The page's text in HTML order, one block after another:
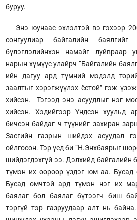
буруу.
Энэ юунаас эхлэлтэй вэ гэхээр
сонгуулиар байгалийн
бүлэглэлийнхэн намайг луйвраар
нарын хүмүүс улайрч “Байгалийн
ийн дагуу ард түмний мэдэлд
заалтыг хэрэгжүүлэх ёстой” гэж
хийсэн. Тэгээд энэ асуудлыг нэг
хийсэн. Хэдийгээр Үндсэн хуульд
бичсэн байдаг ч түүнийг захиран
Засгийн газрын шийдэх асуудал
ойлгосон. Тэр үед би “Н.Энхбаярыг
шийдэгдэхгүй ээ. Дэлхийд байгалийн
түмэн их өөрөөр үздэг юм аа. Бусад
Бусад өмчтэй ард түмэн нэг их
баялаг бол баялаг бүтээгч биш
тэргүй тэр газруудаар алт нь